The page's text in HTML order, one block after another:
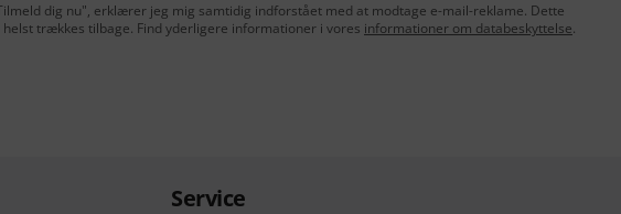
dig nu", erklærer jeg mig samtidig indforstået med at modtage e-mail-reklame. Dette
trækkes tilbage. Find yderligere informationer i vores informationer om databeskyttelse.
Service